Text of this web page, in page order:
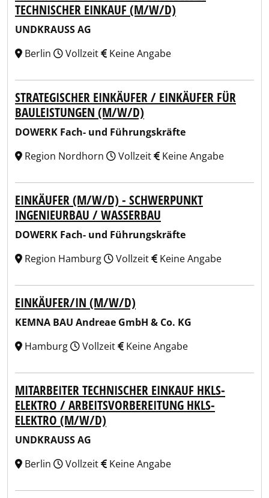
TECHNISCHER EINKAUF (M/W/D)
UNDKRAUSS AG
Berlin
Vollzeit Keine Angabe
STRATEGISCHER EINKÄUFER / EINKÄUFER FÜR
BAULEISTUNGEN (M/W/D)
DOWERK Fach- und Führungskräfte
Region Nordhorn
Vollzeit Keine Angabe
EINKÄUFER (M/W/D) - SCHWERPUNKT
INGENIEURBAU / WASSERBAU
DOWERK Fach- und Führungskräfte
Region Hamburg
Vollzeit Keine Angabe
EINKÄUFER/IN (M/W/D)
KEMNA BAU Andreae GmbH & Co. KG
Hamburg
Vollzeit Keine Angabe
MITARBEITER TECHNISCHER EINKAUF HKLS-
ELEKTRO / ARBEITSVORBEREITUNG HKLS-
ELEKTRO (M/W/D)
UNDKRAUSS AG
Berlin
Vollzeit Keine Angabe